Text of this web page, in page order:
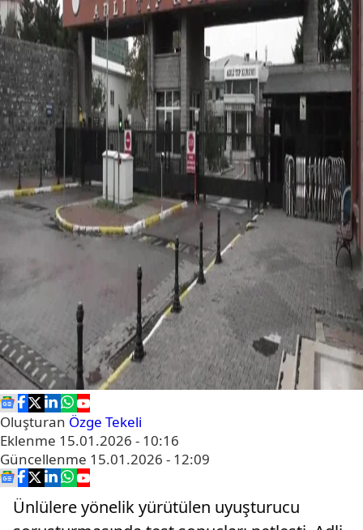
Oluşturan Özge Tekeli
Eklenme 15.01.2026 - 10:16
Güncellenme 15.01.2026 - 12:09
Ünlülere yönelik yürütülen uyuşturucu